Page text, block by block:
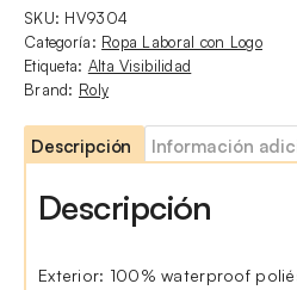
SKU: HV9304
Categoría: Ropa Laboral con Logo
Etiqueta: Alta Visibilidad
Brand: Roly
Descripción Información
Descripción
Exterior: 100% waterproof